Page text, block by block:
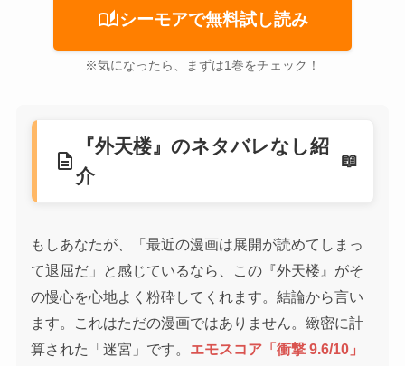
auto_storiesシーモアで無料試し読み
※気になったら、まずは1巻をチェック！
description
『外天楼』のネタバレなし紹
介
もしあなたが、「最近の漫画は展開が読めてしまっ
て退屈だ」と感じているなら、この『外天楼』がそ
の慢心を心地よく粉砕してくれます。結論から言い
ます。これはただの漫画ではありません。緻密に計
算された「迷宮」です。 エモスコア「衝撃 9.6/10」